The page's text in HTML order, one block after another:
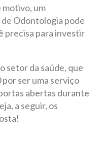
motivo, um
Odontologia pode
precisa para investir
setor da saúde, que
ser uma serviço
abertas durante
a seguir, os